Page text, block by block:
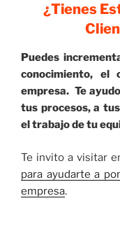
¿Tienes
Puedes
conocimiento,
empresa. Te
tus procesos, a
el trabajo de tu
Te invito a visitar
para ayudarte a
empresa.